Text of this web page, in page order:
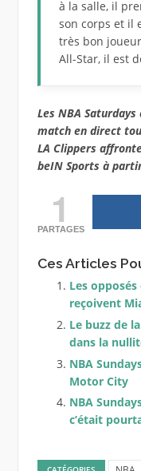
à la salle, il
son corps et il
très bon
All-Star, il est
Les NBA
match en direct
LA Clippers
beIN Sports à
1
PARTAGES
Ces Articles
Les
reçoivent
Le buzz de
dans la
NBA
Motor City
NBA
c’était